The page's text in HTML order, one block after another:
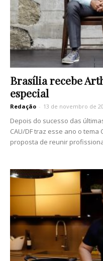
Brasília recebe
especial
Redação - 13 de novembro de
Depois do sucesso das
CAU/DF traz esse ano o
proposta de reunir